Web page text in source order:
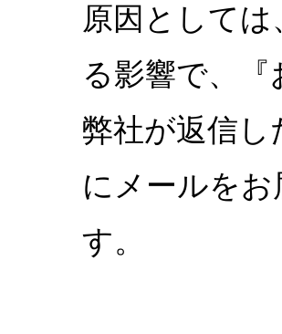
原因として
る影響で、
弊社が返信
にメールを
す。